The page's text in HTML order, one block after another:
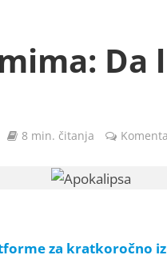
Da
8 min. čitanja
za kratkoročno